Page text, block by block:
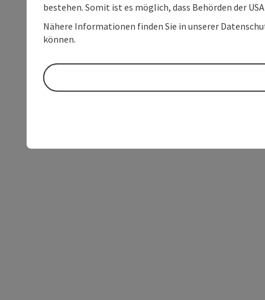
bestehen. Somit ist es möglich, dass Behörden der
Nähere Informationen finden Sie in unserer
können.